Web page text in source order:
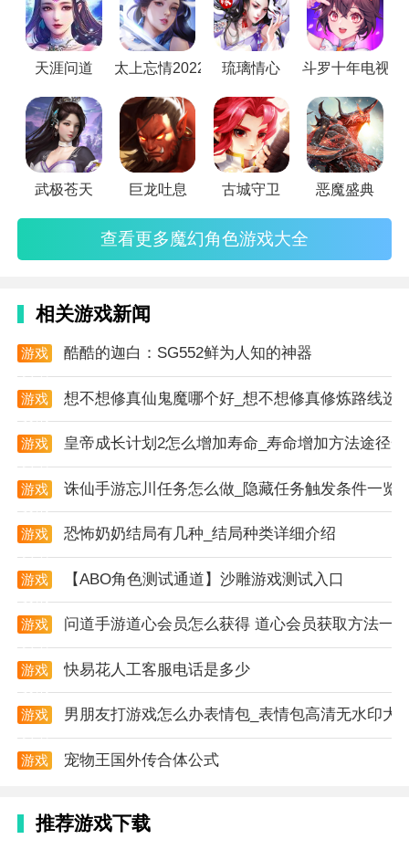
同时游戏也开发了大量的趣味休闲玩法，如寻找宝藏，
制作料理，钓鱼，参加王国举办的骑士角斗大赛等等，
带给玩家足够自由的游戏体验。
游戏点评：
打造手机端极致共斗体验，和你的好友一起前往风貌各
异的荒野区域，对抗百余种各具特色的巨兽。难度不同
真实团队狩猎的无穷乐趣。
天涯问道 太上忘情2022 琉璃情心 斗罗十年电视剧
武极苍天 巨龙吐息 古城守卫 恶魔盛典
查看更多魔幻角色游戏大全
相关游戏新闻
游戏
酷酷的迦白：SG552鲜为人知的神器
游戏
想不想修真仙鬼魔哪个好_想不想修真修炼路线选
游戏
皇帝成长计划2怎么增加寿命_寿命增加方法途径
游戏
诛仙手游忘川任务怎么做_隐藏任务触发条件一览
游戏
恐怖奶奶结局有几种_结局种类详细介绍
游戏
【ABO角色测试通道】沙雕游戏测试入口
游戏
问道手游道心会员怎么获得 道心会员获取方法一览
游戏
快易花人工客服电话是多少
游戏
男朋友打游戏怎么办表情包_表情包高清无水印大
游戏
宠物王国外传合体公式
推荐游戏下载